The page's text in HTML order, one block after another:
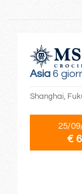
Asia6
Shanghai,
25/
€